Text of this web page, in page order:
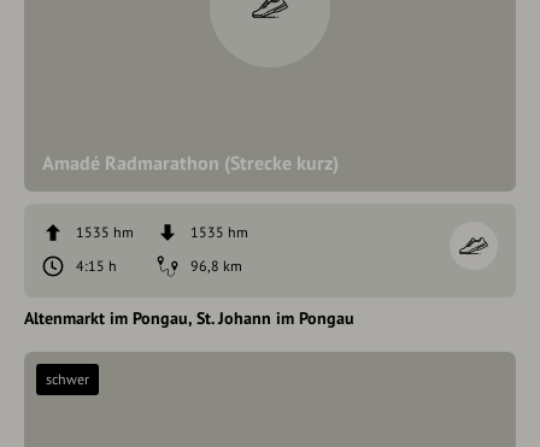
Amadé Radmarathon (Strecke kurz)
1535 hm
1535 hm
4:15 h
96,8 km
Altenmarkt im Pongau St. Johann im Pongau
schwer